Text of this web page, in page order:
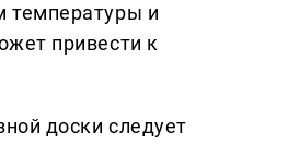
температуры и
привести к
доски следует